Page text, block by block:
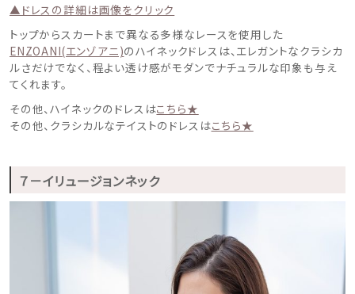
▲ドレスの詳細は画像をクリック
トップからスカートまで異なる多様なレースを使用した
ENZOANI(エンゾアニ)のハイネックドレスは、エレガントなクラシカ
ルさだけでなく、程よい透け感がモダンでナチュラルな印象も与え
てくれます。
その他、ハイネックのドレスはこちら★
その他、クラシカルなテイストのドレスはこちら★
７－イリュージョンネック